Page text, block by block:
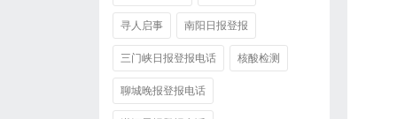
寻人启事 南阳日报登报
三门峡日报登报电话 核酸检测
聊城晚报登报电话